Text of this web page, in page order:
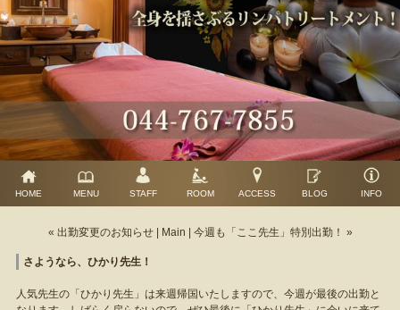
HOME MENU STAFF ROOM ACCESS BLOG INFO
« 出勤変更のお知らせ| Main 今週も「ここ先生」特別出勤！ »
さようなら、ひかり先生！
人気先生の「ひかり先生」は来週帰国いたしますので、今週が最後の出勤と